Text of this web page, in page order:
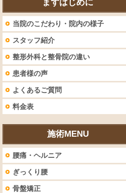
まずはじめに
当院のこだわり・院内の様子
スタッフ紹介
整形外科と整骨院の違い
患者様の声
よくあるご質問
料金表
施術MENU
腰痛・ヘルニア
ぎっくり腰
骨盤矯正